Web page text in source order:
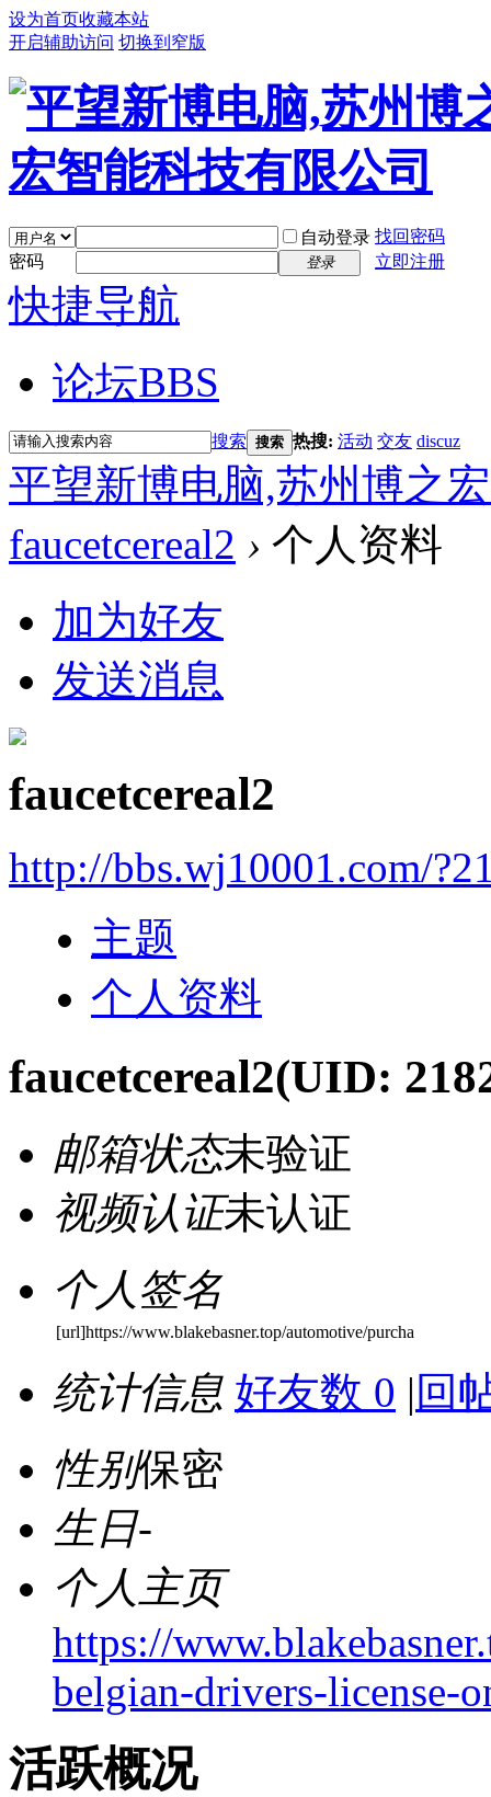
设为首页收藏本站
开启辅助访问 切换到窄版
自动登录 找回密码
密码
登录 立即注册
快捷导航
论坛BBS
搜索 搜索 热搜: 活动 交友 discuz
平望新博电脑,苏州博之
faucetcereal2 › 个人资料
加为好友
发送消息
faucetcereal2
http://bbs.wj10001.com/
主题
个人资料
faucetcereal2(UID:
邮箱状态未验证
视频认证未认证
个人签名
[url]https://www.blakebasner.top/automotive/purcha
统计信息 好友数 0 | 回
性别保密
生日-
个人主页
https://
belgian-drivers-license-
活跃概况